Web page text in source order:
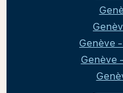
Genève
Genève